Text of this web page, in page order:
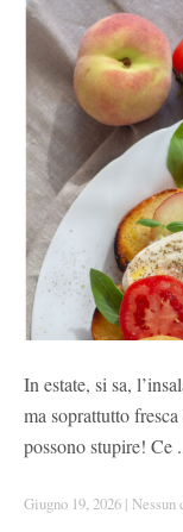
In estate, si sa,
ma soprattutto
possono stupire! Ce
Giugno 19, 2026 | Nessun